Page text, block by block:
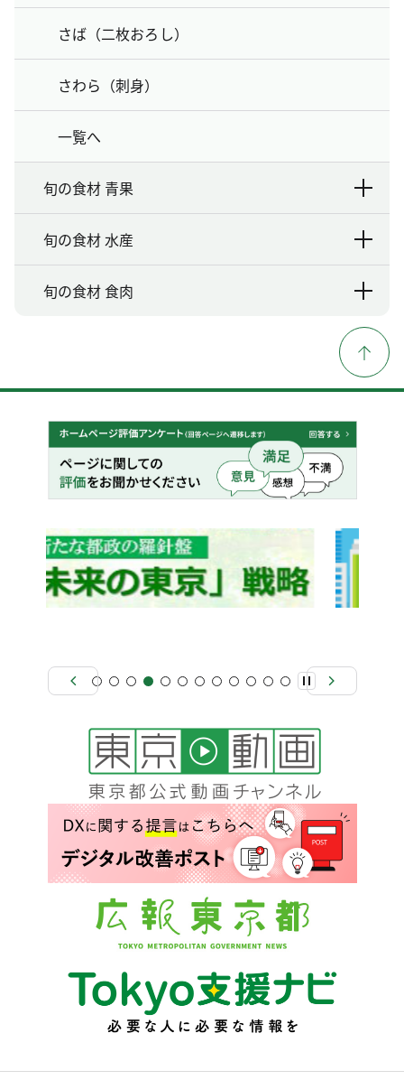
さば（二枚おろし）
さわら（刺身）
一覧へ
旬の食材 青果
旬の食材 水産
旬の食材 食肉